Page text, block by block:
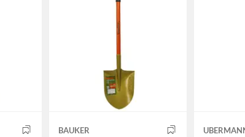
BAUKER